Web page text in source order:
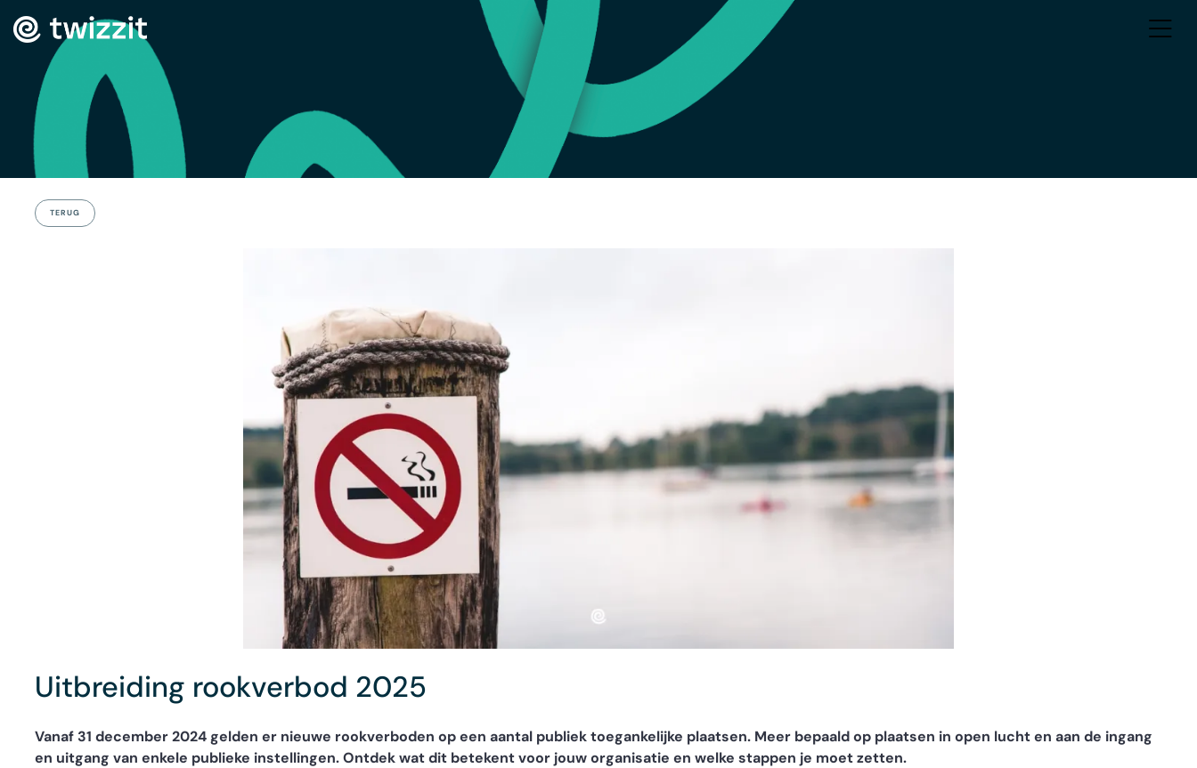
TERUG
Uitbreiding rookverbod 2025
Vanaf 31 december 2024 gelden er nieuwe rookverboden op een aantal publiek toegankelijke plaatsen. Meer bepaald op plaatsen in open lucht en aan de ingang
en uitgang van enkele publieke instellingen. Ontdek wat dit betekent voor jouw organisatie en welke stappen je moet zetten.